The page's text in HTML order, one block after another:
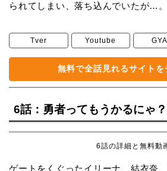
られてしまい、落ち込んでいたが…。
Tver Youtube
無料で全話見れるサイトを
6話：勇者ってもうかるにゃ？
6話の詳細と無料動
ゲートをくぐったイリーナ、結衣奈